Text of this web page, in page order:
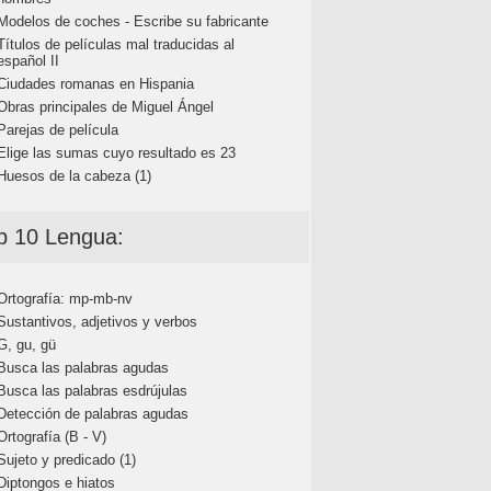
de coches - Escribe su fabricante
de películas mal traducidas al
II
romanas en Hispania
principales de Miguel Ángel
de película
las sumas cuyo resultado es 23
de la cabeza (1)
10 Lengua:
mp-mb-nv
adjetivos y verbos
gu, gü
las palabras agudas
las palabras esdrújulas
de palabras agudas
(B - V)
y predicado (1)
e hiatos